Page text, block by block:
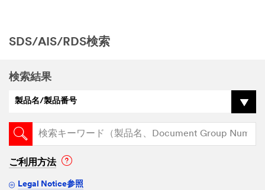
SDS/AIS/RDS検索
検索結果
製品名/製品番号
ご利用方法
Legal Notice参照